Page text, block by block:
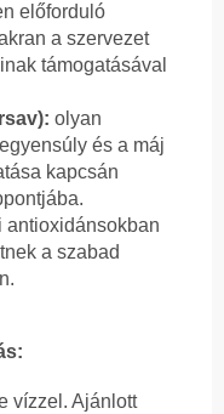
előforduló
a szervezet
támogatásával
olyan
és a máj
kapcsán
antioxidánsokban
a szabad
vízzel. Ajánlott